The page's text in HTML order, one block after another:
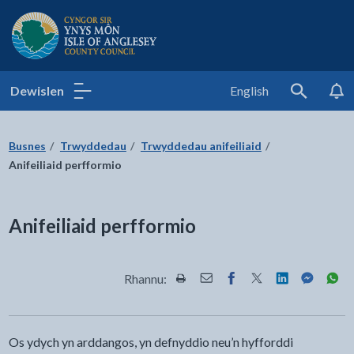
Cyngor Sir Ynys Môn
Dewislen English
Search
Busnes Trwyddedau
Trwyddedau anifeiliaid
Anifeiliaid perfformio
Anifeiliaid perfformio
Rhannu: Rhannwch y dudalen hon wrth
Rhannwch y dudalen hon
Rhannwch y dudalen
Rhannwch y
Rhannwch y
Os ydych yn arddangos, yn defnyddio neu’n hyfforddi